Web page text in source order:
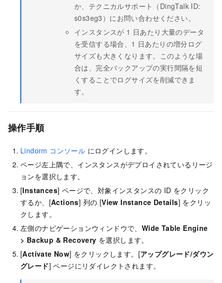
か、テクニカルサポート（DingTalk ID:
s0s3eg3）にお問い合わせください。
インスタンスが 1 日あたり大量のデータ
を受信する場合、1 日あたりの増分ログ
サイズも大きくなります。このような場
合は、完全バックアップの実行間隔を短
くすることでログサイズを削減できま
す。
操作手順
Lindorm コンソール にログインします。
ページ左上隅で、インスタンスがデプロイされているリージ
ョンを選択します。
[Instances] ページで、対象インスタンスの ID をクリック
するか、[Actions] 列の [View Instance Details] をクリッ
クします。
左側のナビゲーションウィンドウで、 Wide Table Engine
> Backup & Recovery を選択します。
[Activate Now] をクリックします。[アップグレード/ダウン
グレード] ページにリダイレクトされます。